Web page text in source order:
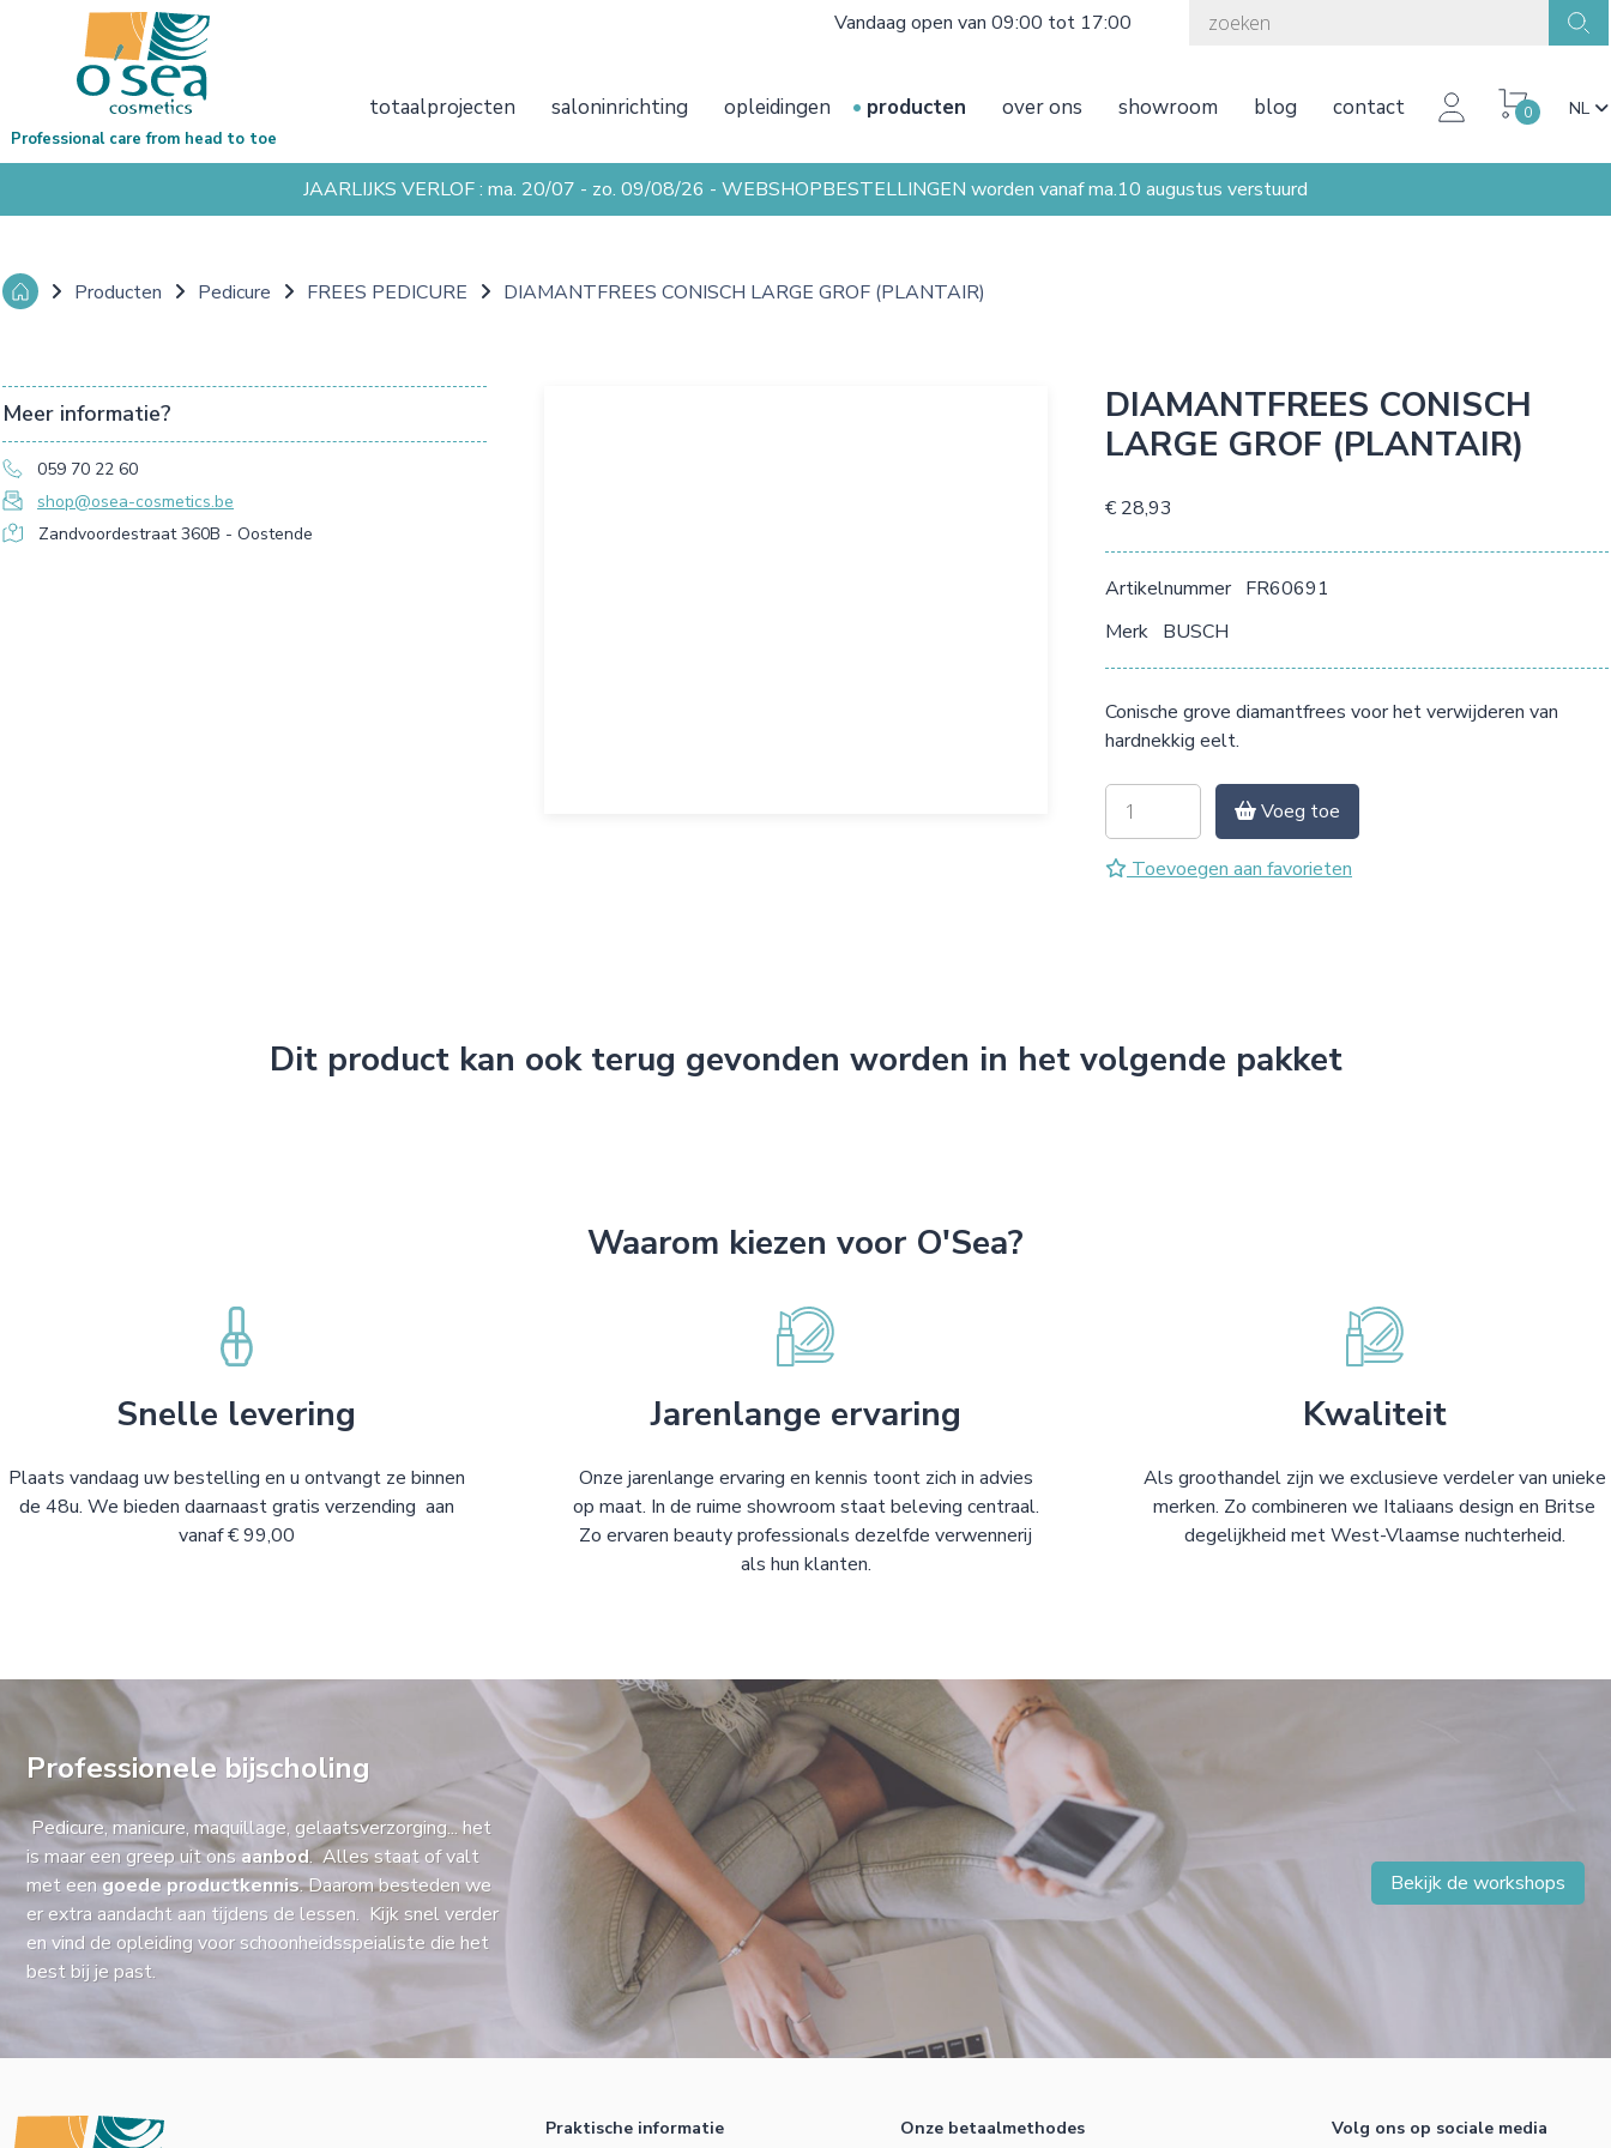
Vandaag open van 09:00 tot 17:00
totaalprojecten saloninrichting opleidingen producten over ons showroom blog contact 0 NL
Professional care from head to toe
JAARLIJKS VERLOF : ma. 20/07 - zo. 09/08/26 - WEBSHOPBESTELLINGEN worden vanaf ma.10 augustus verstuurd
Producten Pedicure FREES PEDICURE DIAMANTFREES CONISCH LARGE GROF (PLANTAIR)
Meer informatie?
059 70 22 60
shop@osea-cosmetics.be
Zandvoordestraat 360B - Oostende
DIAMANTFREES CONISCH
LARGE GROF (PLANTAIR)
€ 28,93
Artikelnummer FR60691
Merk BUSCH
Conische grove diamantfrees voor het verwijderen van
hardnekkig eelt.
Voeg toe
Toevoegen aan favorieten
Dit product kan ook terug gevonden worden in het volgende pakket
Waarom kiezen voor O'Sea?
Snelle levering
Plaats vandaag uw bestelling en u ontvangt ze binnen
de 48u. We bieden daarnaast gratis verzending aan
vanaf € 99,00
Jarenlange ervaring
Onze jarenlange ervaring en kennis toont zich in advies
op maat. In de ruime showroom staat beleving centraal.
Zo ervaren beauty professionals dezelfde verwennerij
als hun klanten.
Kwaliteit
Als groothandel zijn we exclusieve verdeler van unieke
merken. Zo combineren we Italiaans design en Britse
degelijkheid met West-Vlaamse nuchterheid.
Professionele bijscholing
Pedicure, manicure, maquillage, gelaatsverzorging... het
is maar een greep uit ons aanbod. Alles staat of valt
met eengoede productkennis. Daarom besteden we
er extra aandacht aan tijdens de lessen. Kijk snel verder
en vind de opleiding voor schoonheidsspeialiste die het
best bij je past.
Bekijk de workshops
Praktische informatie Onze betaalmethodes Volg ons op sociale media